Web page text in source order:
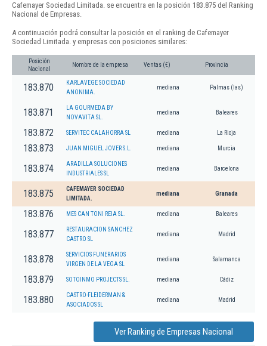
Cafemayer Sociedad Limitada. se encuentra en la posición 183.875 del Ranking
Nacional de Empresas.
A continuación podrá consultar la posición en el ranking de Cafemayer
Sociedad Limitada. y empresas con posiciones similares:
Posición
Nacional
Nombre de la empresa Ventas (€) Provincia
183.870
KARLAVEGE SOCIEDAD
ANONIMA.
mediana Palmas (las)
183.871
LA GOURMEDA BY
NOVAVITA SL.
mediana Baleares
183.872 SERVITEC CALAHORRA SL mediana La Rioja
183.873 JUAN MIGUEL JOVER S.L. mediana Murcia
183.874
ARADILLA SOLUCIONES
INDUSTRIALES SL
mediana Barcelona
183.875
CAFEMAYER SOCIEDAD
LIMITADA.
mediana Granada
183.876 MES CAN TONI REIA SL. mediana Baleares
183.877
RESTAURACION SANCHEZ
CASTRO SL
mediana Madrid
183.878
SERVICIOS FUNERARIOS
VIRGEN DE LA VEGA SL
mediana Salamanca
183.879 SOTOINMO PROJECTS SL. mediana Cádiz
183.880
CASTRO-FLEIDERMAN &
ASOCIADOS SL
mediana Madrid
Ver Ranking de Empresas Nacional